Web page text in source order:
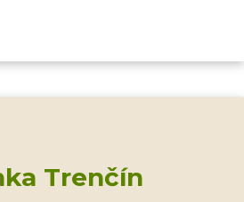
Trenčín